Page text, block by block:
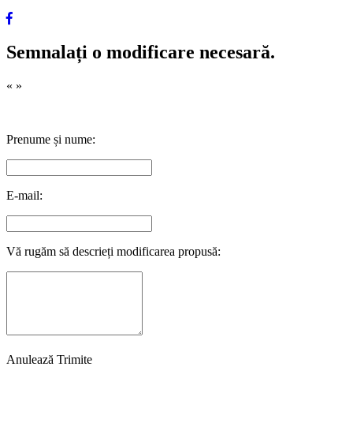
Semnalați o modificare necesară.
« »
Prenume și nume:
E-mail:
Vă rugăm să descrieți modificarea propusă:
Anulează Trimite